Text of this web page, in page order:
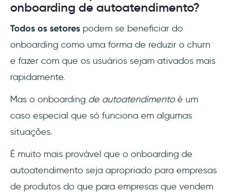
onboarding de autoatendimento?
Todos os setores podem se beneficiar do
onboarding como uma forma de reduzir o churn
e fazer com que os usuários sejam ativados mais
rapidamente.
Mas o onboarding de autoatendimentoé um
caso especial que só funciona em algumas
situações.
É muito mais provável que o onboarding de
autoatendimento seja apropriado para empresas
de produtos do que para empresas que vendem